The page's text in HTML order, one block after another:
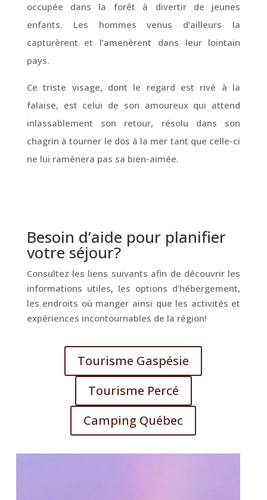
occupée dans la forêt à divertir de jeunes
enfants. Les hommes venus d’ailleurs la
capturèrent et l’amenèrent dans leur lointain
pays.
Ce triste visage, dont le regard est rivé à la
falaise, est celui de son amoureux qui attend
inlassablement son retour, résolu dans son
chagrin à tourner le dos à la mer tant que celle-ci
ne lui ramènera pas sa bien-aimée.
Besoin d’aide pour planifier
votre séjour?
Consultez les liens suivants afin de découvrir les
informations utiles, les options d’hébergement,
les endroits où manger ainsi que les activités et
expériences incontournables de la région!
Tourisme Gaspésie
Tourisme Percé
Camping Québec